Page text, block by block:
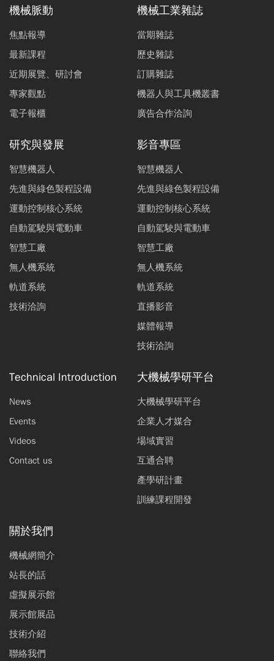
機械脈動
焦點報導
最新課程
近期展覽、研討會
專家觀點
電子報櫃
機械工業雜誌
當期雜誌
歷史雜誌
訂購雜誌
機器人與工具機叢書
廣告合作洽詢
研究與發展
智慧機器人
先進與綠色製程設備
運動控制核心系統
自動駕駛與電動車
智慧工廠
無人機系統
軌道系統
技術洽詢
影音專區
智慧機器人
先進與綠色製程設備
運動控制核心系統
自動駕駛與電動車
智慧工廠
無人機系統
軌道系統
直播影音
媒體報導
技術洽詢
Technical Introduction
News
Events
Videos
Contact us
大機械學研平台
大機械學研平台
企業人才媒合
場域實習
互通合聘
產學研計畫
訓練課程開發
關於我們
機械網簡介
站長的話
虛擬展示館
展示館展品
技術介紹
聯絡我們